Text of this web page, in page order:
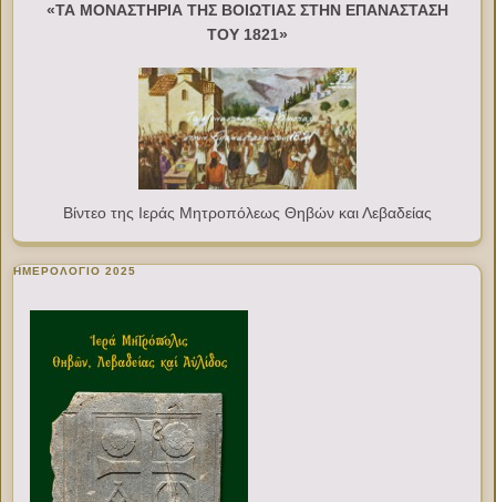
«ΤΑ ΜΟΝΑΣΤΗΡΙΑ ΤΗΣ ΒΟΙΩΤΙΑΣ ΣΤΗΝ ΕΠΑΝΑΣΤΑΣΗ
ΤΟΥ 1821»
Βίντεο της Ιεράς Μητροπόλεως Θηβών και Λεβαδείας
ΗΜΕΡΟΛΟΓΙΟ 2025